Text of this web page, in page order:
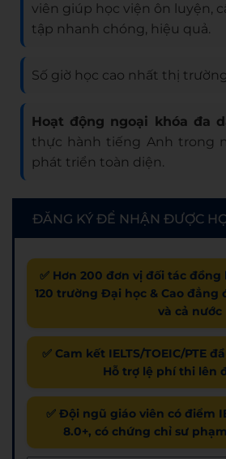
viên giúp học viện ôn luyện,
tập nhanh chóng, hiệu quả.
Số giờ học cao nhất thị
Hoạt động ngoại khóa đa
thực hành tiếng Anh trong
phát triển toàn diện.
ĐĂNG KÝ ĐỂ NHẬN ĐƯỢC
✅ Hơn 200 đơn vị đối tác
120 trường Đại học & Cao đẳng
và cả nước
✅ Cam kết IELTS/TOEIC/PTE
Hỗ trợ lệ phí thi lên
✅ Đội ngũ giáo viên có điểm
8.0+, có chứng chỉ sư